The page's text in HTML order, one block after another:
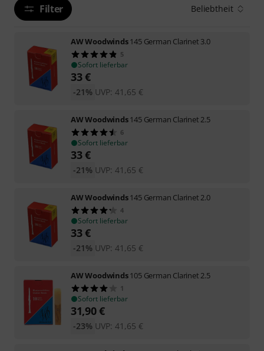
Filter Beliebtheit
AW Woodwinds145 German Clarinet 3.0
5
Sofort lieferbar
33€
UVP: 41,65 €
-21%
AW Woodwinds145 German Clarinet 2.5
6
Sofort lieferbar
33€
UVP: 41,65 €
-21%
AW Woodwinds145 German Clarinet 2.0
4
Sofort lieferbar
33€
UVP: 41,65 €
-21%
AW Woodwinds105 German Clarinet 2.5
1
Sofort lieferbar
31,90€
UVP: 41,65 €
-23%